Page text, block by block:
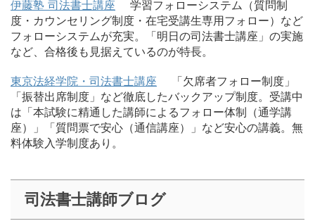
伊藤塾 司法書士講座 学習フォローシステム（質問制
度・カウンセリング制度・在宅受講生専用フォロー）など
フォローシステムが充実。「明日の司法書士講座」の実施
など、合格後も見据えているのが特長。
東京法経学院・司法書士講座 「欠席者フォロー制度」
「振替出席制度」など徹底したバックアップ制度。受講中
は「本試験に精通した講師によるフォロー体制（通学講
座）」「質問票で安心（通信講座）」など安心の講義。無
料体験入学制度あり。
司法書士講師ブログ